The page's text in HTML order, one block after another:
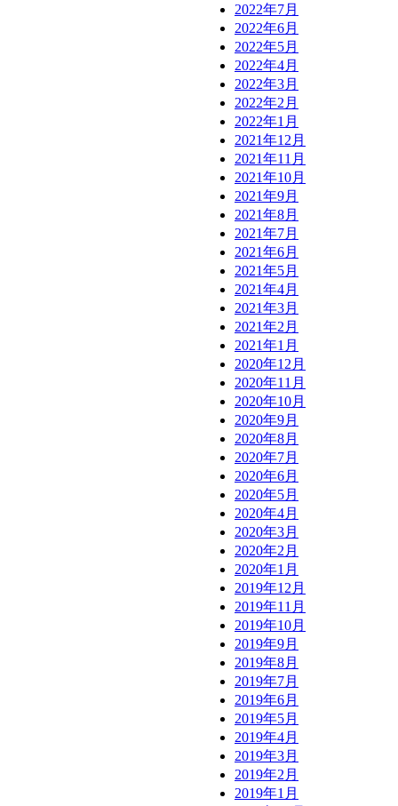
2022年7月
2022年6月
2022年5月
2022年4月
2022年3月
2022年2月
2022年1月
2021年12月
2021年11月
2021年10月
2021年9月
2021年8月
2021年7月
2021年6月
2021年5月
2021年4月
2021年3月
2021年2月
2021年1月
2020年12月
2020年11月
2020年10月
2020年9月
2020年8月
2020年7月
2020年6月
2020年5月
2020年4月
2020年3月
2020年2月
2020年1月
2019年12月
2019年11月
2019年10月
2019年9月
2019年8月
2019年7月
2019年6月
2019年5月
2019年4月
2019年3月
2019年2月
2019年1月